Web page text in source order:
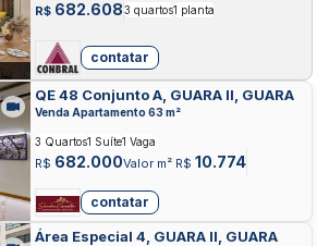
R$ 682.6083 quartos1 planta
contatar
QE 48 Conjunto A, GUARA II, GUARA
Venda Apartamento 63 m²
R$ 682.000Valor m² R$ 10.774
3 Quartos1 Suíte1 Vaga
contatar
Área Especial 4, GUARA II, GUARA